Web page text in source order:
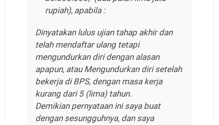
rupiah), apabila :
Dinyatakan lulus ujian tahap akhir dan
telah mendaftar ulang tetapi
mengundurkan diri dengan alasan
apapun, atau Mengundurkan diri setelah
bekerja di BPS, dengan masa kerja
kurang dari 5 (lima) tahun.
Demikian pernyataan ini saya buat
dengan sesungguhnya, dan saya